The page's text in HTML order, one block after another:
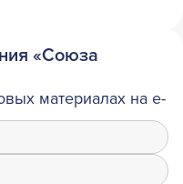
«Союза
материалах на e-